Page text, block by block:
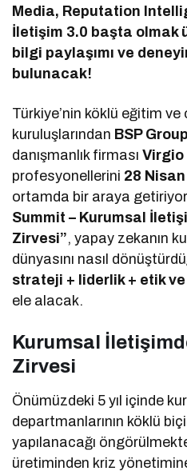
Media, Reputation
İletişim 3.0 başta olmak
bilgi paylaşımı ve
bulunacak!
Türkiye’nin köklü eğitim
kuruluşlarından BSP Group
danışmanlık firmasıVirgio
profesyonellerini 28
ortamda bir araya
Summit – Kurumsal
Zirvesi”, yapay zekanın
dünyasını nasıl
strateji + liderlik + etik
ele alacak.
Kurumsal
Zirvesi
Önümüzdeki 5 yıl içinde
departmanlarının köklü
yapılanacağı
üretiminden kriz